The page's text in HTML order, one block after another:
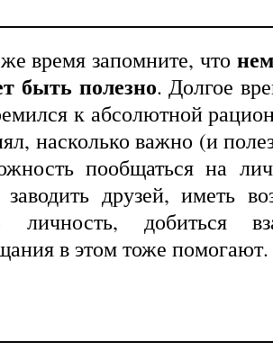
время запомните, что
быть полезно. Долгое
к абсолютной
насколько важно (и
пообщаться на
друзей, иметь
личность, добиться
в этом тоже помогают.